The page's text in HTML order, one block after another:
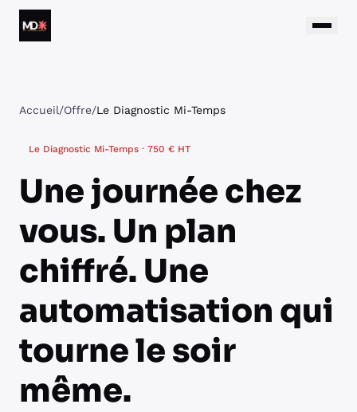
Aller au contenu
Matthieu Daumain
Accueil/Offre/Le Diagnostic Mi-Temps
Le Diagnostic Mi-Temps · 750 € HT
Une journée chez
vous. Un plan
chiffré. Une
automatisation qui
tourne le soir
même.